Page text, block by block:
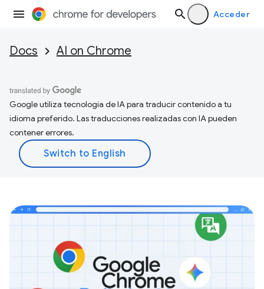
Acceder
Docs AI on Chrome
Google utiliza tecnología de IA para traducir contenido a tu
idioma preferido. Las traducciones realizadas con IA pueden
contener errores.